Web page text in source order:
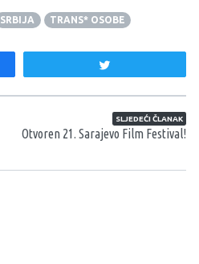
SRBIJA TRANS* OSOBE
SLJEDEĆI ČLANAK
Otvoren 21. Sarajevo Film Festival!